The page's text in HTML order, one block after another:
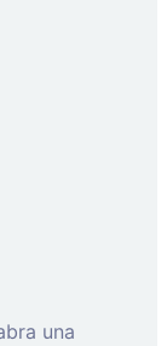
una